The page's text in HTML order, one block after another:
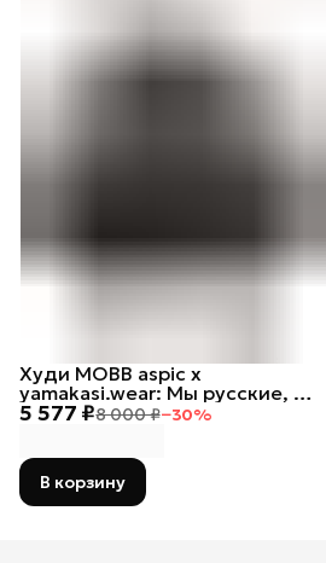
5 577 ₽8 000 ₽−30%
Худи MOBB aspic х
yamakasi.wear: Мы русские, с
нами Бог
В корзину